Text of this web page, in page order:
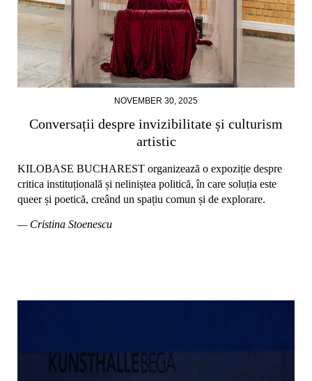
NOVEMBER 30, 2025
Conversații despre invizibilitate și culturism
artistic
KILOBASE BUCHAREST organizează o expoziție despre
critica instituțională și neliniștea politică, în care soluția este
queer și poetică, creând un spațiu comun și de explorare.
— Cristina Stoenescu